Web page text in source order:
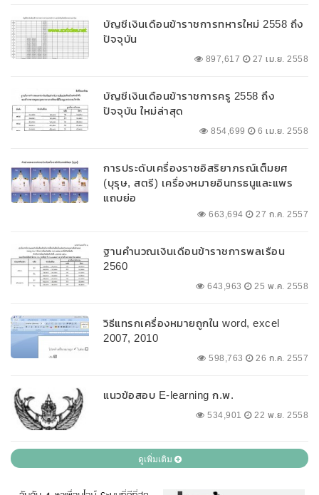
บัญชีเงินเดือนข้าราชการทหารใหม่ 2558 ถึง
ปัจจุบัน
897,617 27 เม.ย. 2558
บัญชีเงินเดือนข้าราชการครู 2558 ถึง
ปัจจุบัน ใหม่ล่าสุด
854,699 6 เม.ย. 2558
การประดับเครื่องราชอิสริยาภรณ์เต็มยศ
(บุรุษ, สตรี) เครื่องหมายอินทรธนูและแพร
แถบย่อ
663,694 27 ก.ค. 2557
ฐานคำนวณเงินเดือนข้าราชการพลเรือน
2560
643,963 25 พ.ค. 2558
วิธีแทรกเครื่องหมายถูกใน word, excel
2007, 2010
598,763 26 ก.ค. 2557
แนวข้อสอบ E-learning ก.พ.
534,901 22 พ.ย. 2558
ดูเพิ่มเติม